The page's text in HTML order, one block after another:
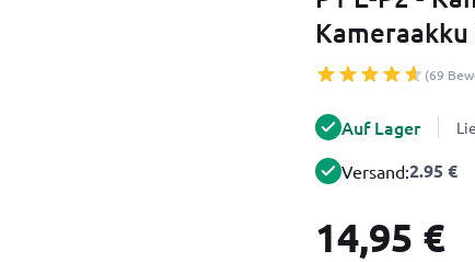
(69
Auf Lager
Versand:2.95 €
14,95 €